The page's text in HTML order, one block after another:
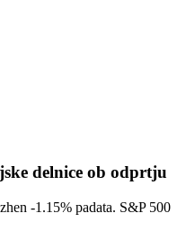
delnice ob odprtju
-1.15% padata. S&P 500